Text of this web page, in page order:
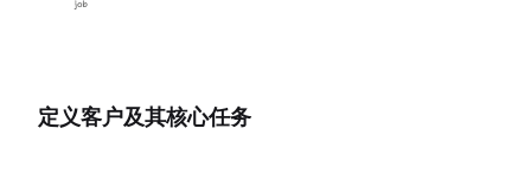
定义客户及其核心任务